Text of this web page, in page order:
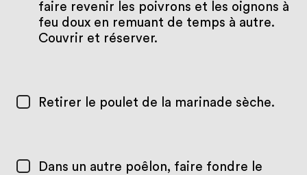
faire revenir les poivrons et les oignons à
feu doux en remuant de temps à autre.
Couvrir et réserver.
Retirer le poulet de la marinade sèche.
Dans un autre poêlon, faire fondre le